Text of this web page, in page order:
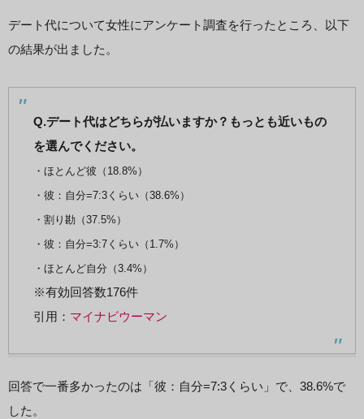
デート代について女性にアンケート調査を行ったところ、以下
の結果が出ました。
Q.デート代はどちらが払いますか？もっとも近いもの
を選んでください。
・ほとんど彼（18.8%）
・彼：自分=7:3くらい（38.6%）
・割り勘（37.5%）
・彼：自分=3:7くらい（1.7%）
・ほとんど自分（3.4%）
※有効回答数176件
引用： マイナビウーマン
回答で一番多かったのは「彼：自分=7:3くらい」で、38.6%で
した。